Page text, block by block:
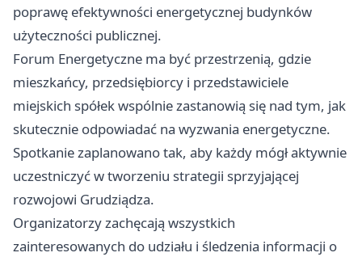
poprawę efektywności energetycznej budynków
użyteczności publicznej.
Forum Energetyczne ma być przestrzenią, gdzie
mieszkańcy, przedsiębiorcy i przedstawiciele
miejskich spółek wspólnie zastanowią się nad tym, jak
skutecznie odpowiadać na wyzwania energetyczne.
Spotkanie zaplanowano tak, aby każdy mógł aktywnie
uczestniczyć w tworzeniu strategii sprzyjającej
rozwojowi Grudziądza.
Organizatorzy zachęcają wszystkich
zainteresowanych do udziału i śledzenia informacji o